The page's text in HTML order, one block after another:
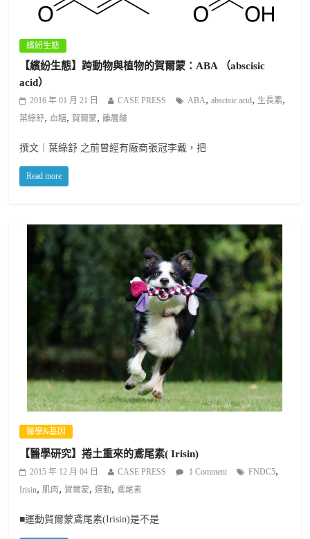
繽紛生態
【繽紛生態】跨動物與植物的賀爾蒙：ABA （abscisic
acid）
2016 年 01 月 21 日 CASE PRESS ABA,abscisic acid, 生長素,
葉綠舒, 血糖,賀爾蒙,離層酸
撰文｜葉綠舒 之前曾經有廠商張冠李戴，把
Read more
醫學&基因
【醫學研究】捲土重來的鳶尾素( Irisin)
2015 年 12 月 04 日 CASE PRESS 1 Comment FNDC5,
Irisin, 肌肉 ,賀爾蒙,運動, 鳶尾素
■運動賀爾蒙鳶尾素(Irisin)是不是